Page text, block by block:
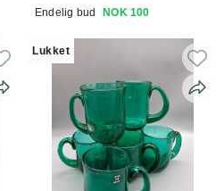
Endelig bud NOK 100
Lukket